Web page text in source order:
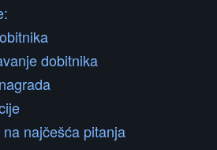
dobitnika
najčešća pitanja